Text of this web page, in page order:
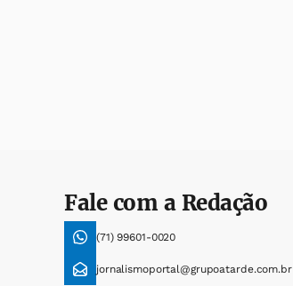
Fale com a Redação
(71) 99601-0020
jornalismoportal@grupoatarde.com.br